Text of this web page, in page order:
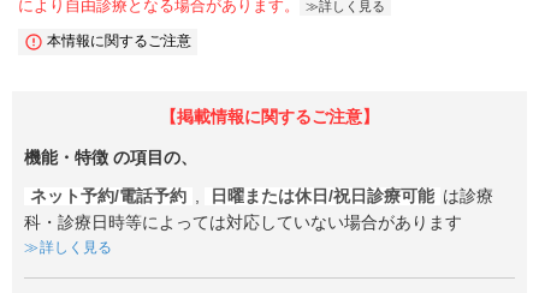
により自由診療となる場合があります。 詳しく見る
本情報に関するご注意
【掲載情報に関するご注意】
機能・特徴 の項目の、
ネット予約/電話予約 日曜または休日/祝日診療可能 は診療
科・診療日時等によっては対応していない場合があります
詳しく見る